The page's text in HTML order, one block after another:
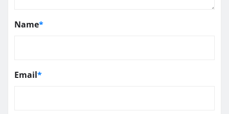
Name*
Email*